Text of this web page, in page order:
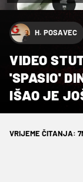
H. POSAVEC
VIDEO
'SPASIO'
IŠAO JE
VRIJEME ČITANJA: